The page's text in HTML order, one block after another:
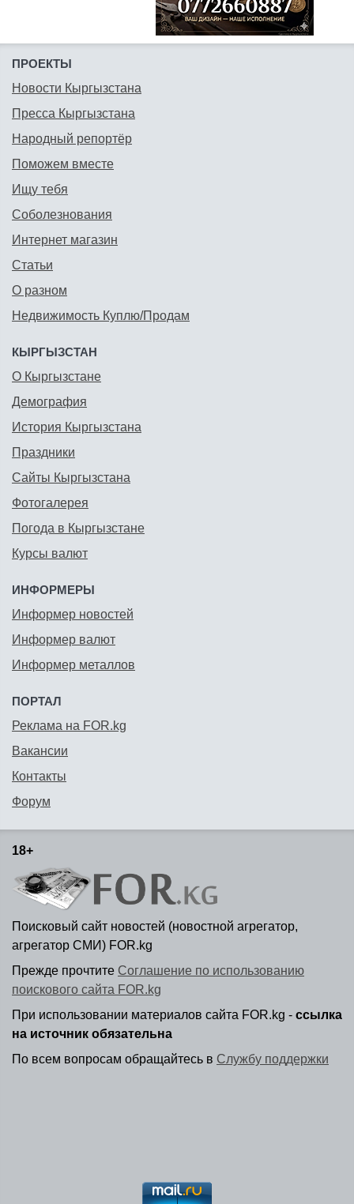
ПРОЕКТЫ
Новости Кыргызстана
Пресса Кыргызстана
Народный репортёр
Поможем вместе
Ищу тебя
Соболезнования
Интернет магазин
Статьи
О разном
Недвижимость Куплю/Продам
КЫРГЫЗСТАН
О Кыргызстане
Демография
История Кыргызстана
Праздники
Сайты Кыргызстана
Фотогалерея
Погода в Кыргызстане
Курсы валют
ИНФОРМЕРЫ
Информер новостей
Информер валют
Информер металлов
ПОРТАЛ
Реклама на FOR.kg
Вакансии
Контакты
Форум
18+
Поисковый сайт новостей (новостной агрегатор,
агрегатор СМИ) FOR.kg
Прежде прочтите Соглашение по использованию
поискового сайта FOR.kg
При использовании материалов сайта FOR.kg - ссылка
на источник обязательна
По всем вопросам обращайтесь в Службу поддержки